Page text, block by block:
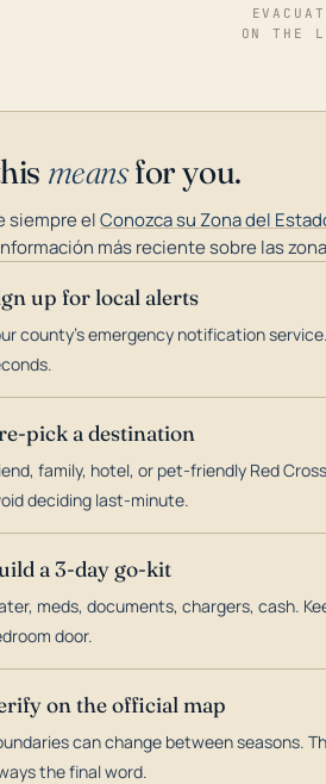
ON THE
meansfor you.
siempre elConozca su Zona del
más reciente sobre las
up for local alerts
county's emergency notification
pick a destination
family, hotel, or pet-friendly Red
deciding last-minute.
a 3-day go-kit
meds, documents, chargers, cash.
door.
on the official map
can change between seasons.
the final word.